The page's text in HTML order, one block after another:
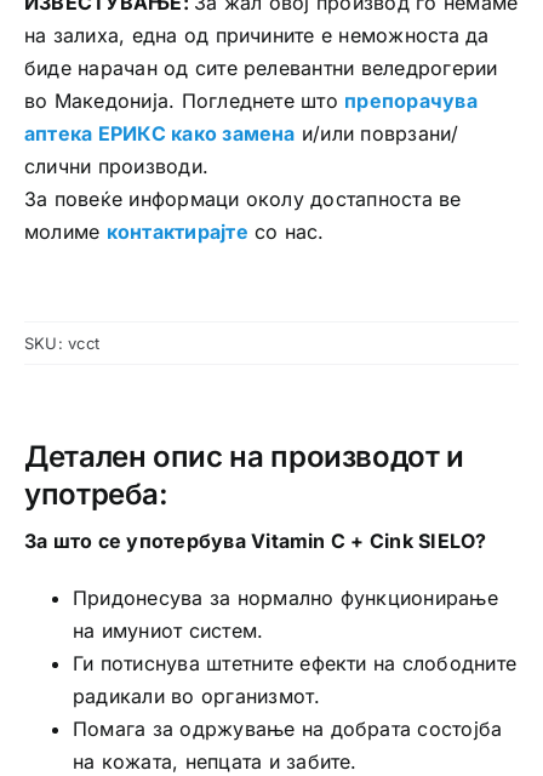
на залиха, една од причините е неможноста да
биде нарачан од сите релевантни веледрогерии
во Македонија. Погледнете што препорачува
аптека ЕРИКС како замена и/или поврзани/
слични производи.
За повеќе информаци околу достапноста ве
молиме контактирајте со нас.
SKU:vcct
Детален опис на производот и
употреба:
За што се употербува Vitamin C + Cink SIELO?
Придонесува за нормално функционирање
на имуниот систем.
Ги потиснува штетните ефекти на слободните
радикали во организмот.
Помага за одржување на добрата состојба
на кожата, непцата и забите.